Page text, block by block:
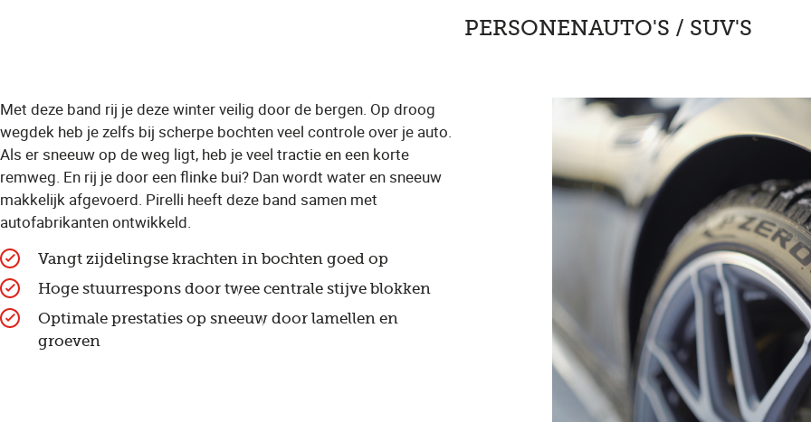
PERSONENAUTO'S / SUV'S
Met deze band rij je deze winter veilig door de bergen. Op droog
wegdek heb je zelfs bij scherpe bochten veel controle over je auto.
Als er sneeuw op de weg ligt, heb je veel tractie en een korte
remweg. En rij je door een flinke bui? Dan wordt water en sneeuw
makkelijk afgevoerd. Pirelli heeft deze band samen met
autofabrikanten ontwikkeld.
Vangt zijdelingse krachten in bochten goed op
Hoge stuurrespons door twee centrale stijve blokken
Optimale prestaties op sneeuw door lamellen en
groeven